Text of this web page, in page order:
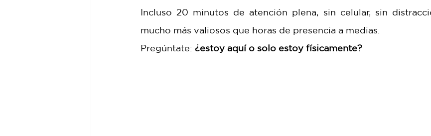
Incluso 20 minutos de atención plena, sin celular, sin
mucho más valiosos que horas de presencia a medias.
Pregúntate: ¿estoy aquí o solo estoy físicamente?